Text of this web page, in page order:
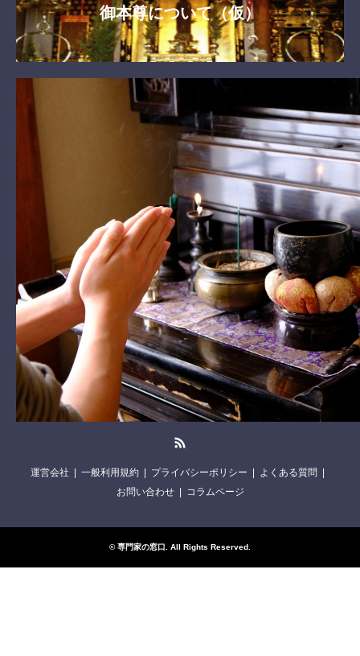
御本尊について（仮）
運営会社 一般利用規約 プライバシーポリシー
よくある質問
お問い合わせ
コラムページ
©専門家の窓口. All Rights Reserved.